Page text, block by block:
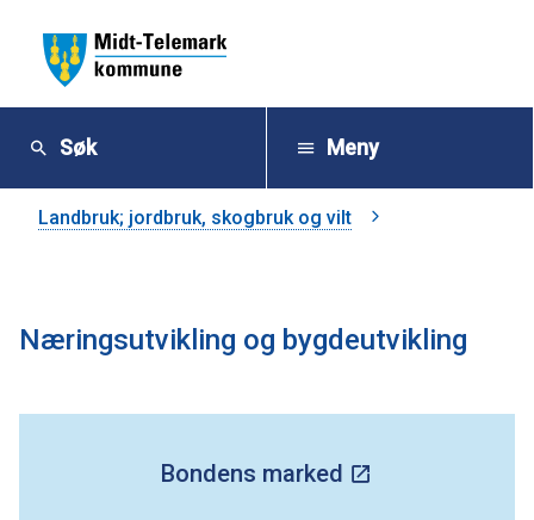
M
d
T
Søk Meny
Du
her:
Landbruk; jordbruk, skogbruk og vilt
Næringsutvikling og bygdeutvikling
Bondens marked